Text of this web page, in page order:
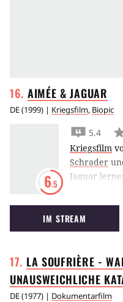
AIMÉE &JAGUAR
DE(1999) | Kriegsfilm, Biopic
6.5
5.4
Kriegsfilm
Schrader
Jaguar
Weltkriegs
Ehefrau, die
IM STREAM
LA SOUFRIÈRE -
UNAUSWEICHLICHE
DE(1977) | Dokumentarfilm